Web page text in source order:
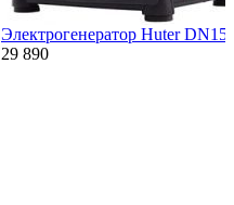
Электрогенератор Huter
29 890